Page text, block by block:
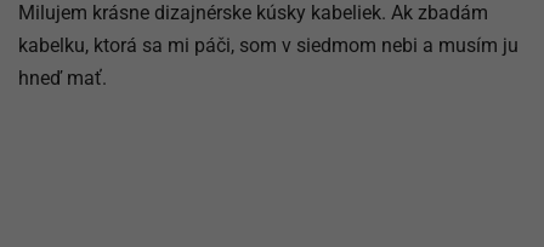
Milujem krásne dizajnérske kúsky kabeliek. Ak zbadám
kabelku, ktorá sa mi páči, som v siedmom nebi a musím ju
hneď mať.